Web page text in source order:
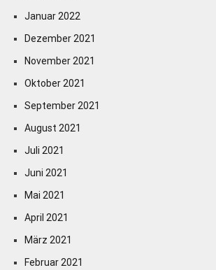
Januar 2022
Dezember 2021
November 2021
Oktober 2021
September 2021
August 2021
Juli 2021
Juni 2021
Mai 2021
April 2021
März 2021
Februar 2021